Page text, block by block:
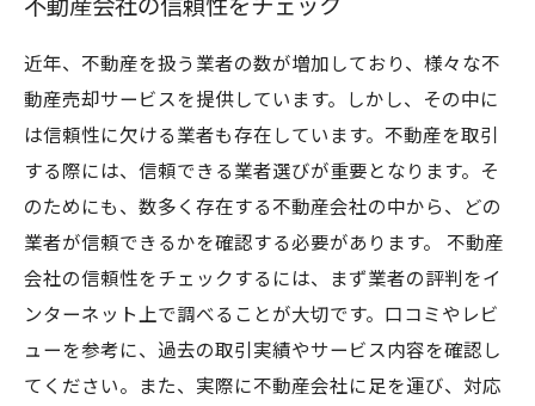
不動産会社の信頼性をチェック
近年、不動産を扱う業者の数が増加しており、様々な不
動産売却サービスを提供しています。しかし、その中に
は信頼性に欠ける業者も存在しています。不動産を取引
する際には、信頼できる業者選びが重要となります。そ
のためにも、数多く存在する不動産会社の中から、どの
業者が信頼できるかを確認する必要があります。 不動産
会社の信頼性をチェックするには、まず業者の評判をイ
ンターネット上で調べることが大切です。口コミやレビ
ューを参考に、過去の取引実績やサービス内容を確認し
てください。また、実際に不動産会社に足を運び、対応